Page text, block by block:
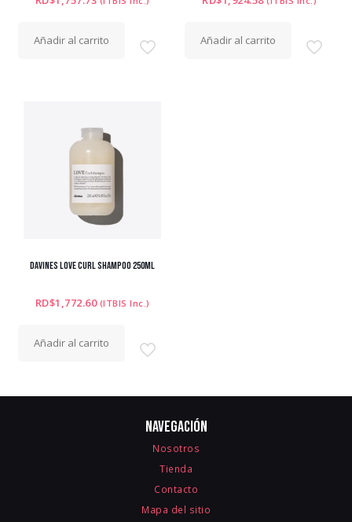
Añadir al carrito Añadir al carrito
DAVINES LOVE CURL SHAMPOO 250ML
RD$1,772.60 (ITBIS Inc.)
Añadir al carrito
Navegación
Nosotros
Tienda
Contacto
Mapa del sitio